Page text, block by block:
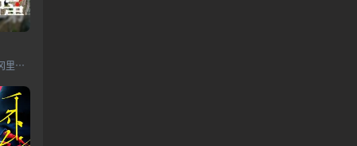
仲野太贺,池松壮亮,吉冈里帆,滨边美波,小栗旬,宫崎葵,安藤樱,白石圣,坂井真纪,宫泽艾玛,大东骏介,松下洸平,要润,中岛步,山口马木也,菅井友香,佳久创,井上和,滨田龙臣,仓泽杏菜,松本怜生